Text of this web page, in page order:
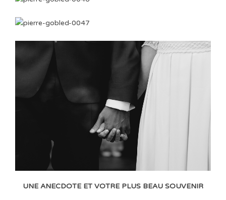
UNE ANECDOTE ET VOTRE PLUS BEAU SOUVENIR